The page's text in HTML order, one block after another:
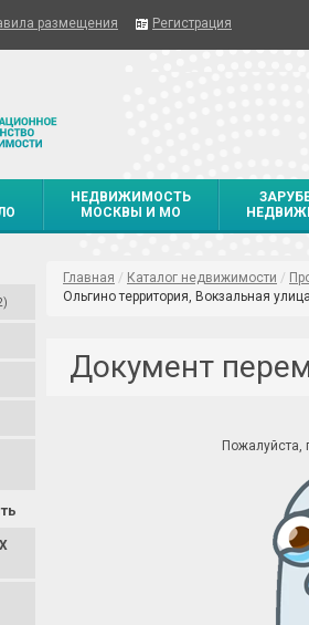
размещения Регистрация
НЕДВИЖИМОСТЬ
МОСКВЫ И МО
Главная / Каталог недвижимости /
Ольгино территория, Вокзальная
Документ
Пожалуйста,